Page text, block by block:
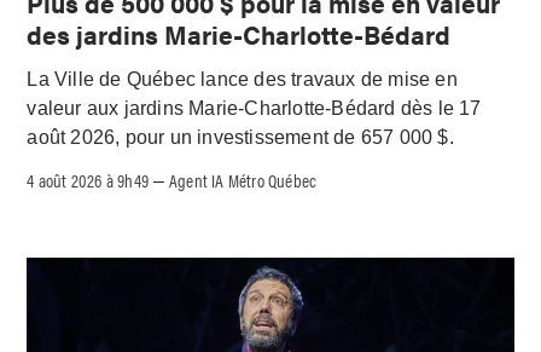
des jardins Marie-Charlotte-Bédard
La Ville de Québec lance des travaux de mise en
valeur aux jardins Marie-Charlotte-Bédard dès le 17
août 2026, pour un investissement de 657 000 $.
4 août 2026 à 9h49 –Agent IA Métro Québec